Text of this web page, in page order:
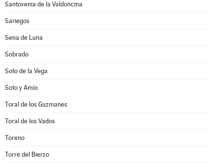
Santovenia de la Valdoncina
Sariegos
Sena de Luna
Sobrado
Soto de la Vega
Soto y Amío
Toral de los Guzmanes
Toral de los Vados
Toreno
Torre del Bierzo